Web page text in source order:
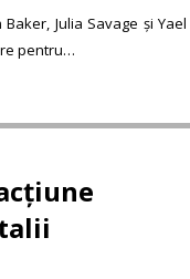
Julia Savage și Yael
pentru…